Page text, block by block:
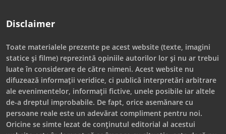
Disclaimer
Toate materialele prezente pe acest website (texte, imagini
statice și filme) reprezintă opiniile autorilor lor și nu ar trebui
luate în considerare de către nimeni. Acest website nu
difuzează informații veridice, ci publică interpretări arbitrare
ale evenimentelor, informații fictive, unele posibile iar altele
de-a dreptul improbabile. De fapt, orice asemănare cu
persoane reale este un adevărat compliment pentru noi.
Oricine se simte lezat de conținutul editorial al acestui